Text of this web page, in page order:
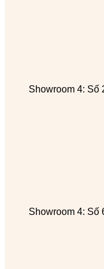
Showroom 4: Số
Showroom 4: